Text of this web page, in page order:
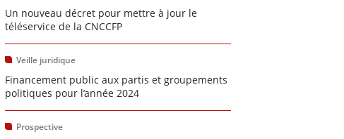
Un nouveau décret pour mettre à jour le
téléservice de la CNCCFP
Veille juridique
Financement public aux partis et groupements
politiques pour l’année 2024
Prospective